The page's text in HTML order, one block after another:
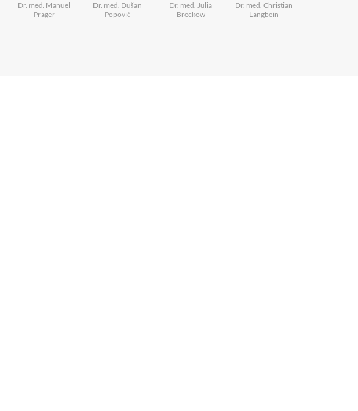
Dr. med. Manuel
Prager
Dr. med. Dušan
Popović
Dr. med. Julia
Breckow
Dr. med. Christian
Langbein